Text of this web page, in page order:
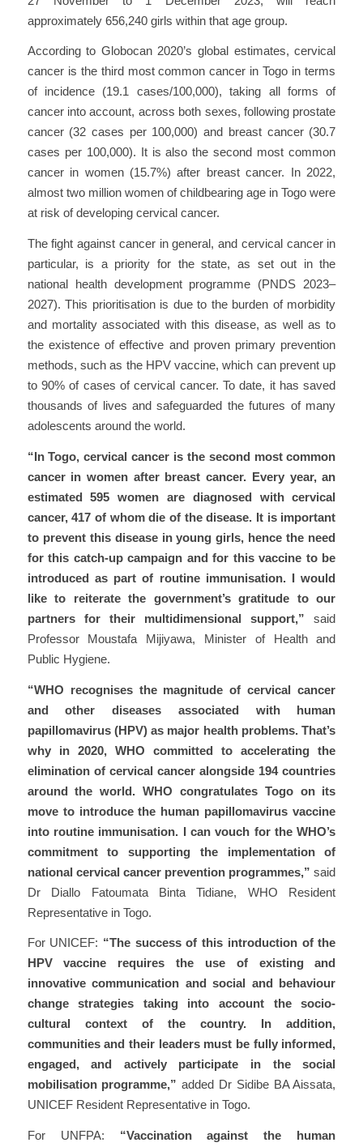
approximately 656,240 girls within that age group.
According to Globocan 2020’s global estimates, cervical
cancer is the third most common cancer in Togo in terms
of incidence (19.1 cases/100,000), taking all forms of
cancer into account, across both sexes, following prostate
cancer (32 cases per 100,000) and breast cancer (30.7
cases per 100,000). It is also the second most common
cancer in women (15.7%) after breast cancer. In 2022,
almost two million women of childbearing age in Togo were
at risk of developing cervical cancer.
The fight against cancer in general, and cervical cancer in
particular, is a priority for the state, as set out in the
national health development programme (PNDS 2023–
2027). This prioritisation is due to the burden of morbidity
and mortality associated with this disease, as well as to
the existence of effective and proven primary prevention
methods, such as the HPV vaccine, which can prevent up
to 90% of cases of cervical cancer. To date, it has saved
thousands of lives and safeguarded the futures of many
adolescents around the world.
“In Togo, cervical cancer is the second most common
cancer in women after breast cancer. Every year, an
estimated 595 women are diagnosed with cervical
cancer, 417 of whom die of the disease. It is important
to prevent this disease in young girls, hence the need
for this catch-up campaign and for this vaccine to be
introduced as part of routine immunisation. I would
like to reiterate the government’s gratitude to our
partners for their multidimensional support,” said
Professor Moustafa Mijiyawa, Minister of Health and
Public Hygiene.
“WHO recognises the magnitude of cervical cancer
and other diseases associated with human
papillomavirus (HPV) as major health problems. That’s
why in 2020, WHO committed to accelerating the
elimination of cervical cancer alongside 194 countries
around the world. WHO congratulates Togo on its
move to introduce the human papillomavirus vaccine
into routine immunisation. I can vouch for the WHO’s
commitment to supporting the implementation of
national cervical cancer prevention programmes,” said
Dr Diallo Fatoumata Binta Tidiane, WHO Resident
Representative in Togo.
For UNICEF: “The success of this introduction of the
HPV vaccine requires the use of existing and
innovative communication and social and behaviour
change strategies taking into account the socio-
cultural context of the country. In addition,
communities and their leaders must be fully informed,
engaged, and actively participate in the social
mobilisation programme,”added Dr Sidibe BA Aissata,
UNICEF Resident Representative in Togo.
For UNFPA: “Vaccination against the human